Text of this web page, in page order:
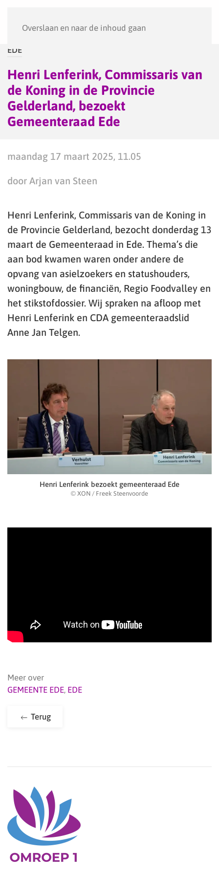
Overslaan en naar de inhoud gaan
EDE
Henri Lenferink, Commissaris van
de Koning in de Provincie
Gelderland, bezoekt
Gemeenteraad Ede
maandag 17 maart 2025, 11.05
door Arjan van Steen
Henri Lenferink, Commissaris van de Koning in
de Provincie Gelderland, bezocht donderdag 13
maart de Gemeenteraad in Ede. Thema’s die
aan bod kwamen waren onder andere de
opvang van asielzoekers en statushouders,
woningbouw, de financiën, Regio Foodvalley en
het stikstofdossier. Wij spraken na afloop met
Henri Lenferink en CDA gemeenteraadslid
Anne Jan Telgen.
Henri Lenferink bezoekt gemeenteraad Ede
© XON / Freek Steenvoorde
Meer over
GEMEENTE EDE, EDE
Terug